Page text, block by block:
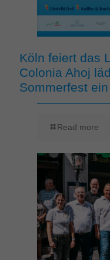
Köln feiert das
Colonia Ahoj
Sommerfest ein
Read more